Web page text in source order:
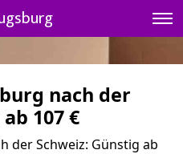
nach der
107 €
der Schweiz: Günstig ab